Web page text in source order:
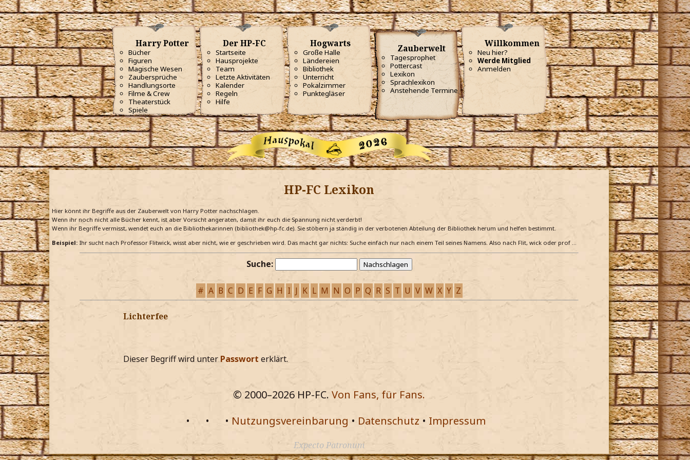
Harry Potter
Bücher
Figuren
Magische Wesen
Zaubersprüche
Handlungsorte
Filme & Crew
Theaterstück
Spiele
Der HP-FC
Startseite
Hausprojekte
Team
Letzte Aktivitäten
Kalender
Regeln
Hilfe
Hogwarts
Große Halle
Ländereien
Bibliothek
Unterricht
Pokalzimmer
Punktegläser
Zauberwelt
Tagesprophet
Pottercast
Lexikon
Sprachlexikon
Anstehende Termine
Willkommen
Neu hier?
Werde Mitglied
Anmelden
HP-FC Lexikon
Hier könnt ihr Begriffe aus der Zauberwelt von Harry Potter nachschlagen.
Wenn ihr noch nicht alle Bücher kennt, ist aber Vorsicht angeraten, damit ihr euch die Spannung nicht verderbt!
Wenn ihr Begriffe vermisst, wendet euch an die Bibliothekarinnen (bibliothek@hp-fc.de). Sie stöbern ja ständig in der verbotenen Abteilung der Bibliothek herum und helfen bestimmt.
Beispiel: Ihr sucht nach Professor Flitwick, wisst aber nicht, wie er geschrieben wird. Das macht gar nichts: Suche einfach nur nach einem Teil seines Namens. Also nach Flit, wick oder prof …
Suche:
# A B C D E F G H I J K L M N O P Q R S T U V W X Y Z
Lichterfee
Dieser Begriff wird unterPasswort erklärt.
© 2000–2026 HP-FC. Von Fans, für Fans.
•
• • Nutzungsvereinbarung • Datenschutz • Impressum
Expecto Patronum